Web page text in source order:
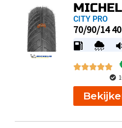
CITY PRO
70/90/14 40